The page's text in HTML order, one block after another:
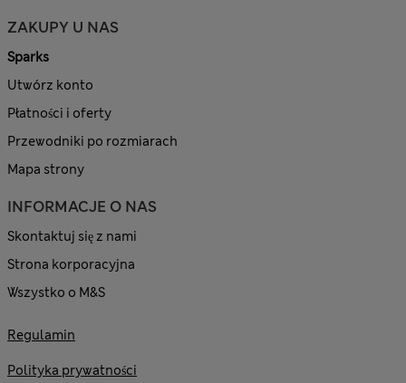
ZAKUPY U NAS
Sparks
Utwórz konto
Płatności i oferty
Przewodniki po rozmiarach
Mapa strony
INFORMACJE O NAS
Skontaktuj się z nami
Strona korporacyjna
Wszystko o M&S
Regulamin
Polityka prywatności